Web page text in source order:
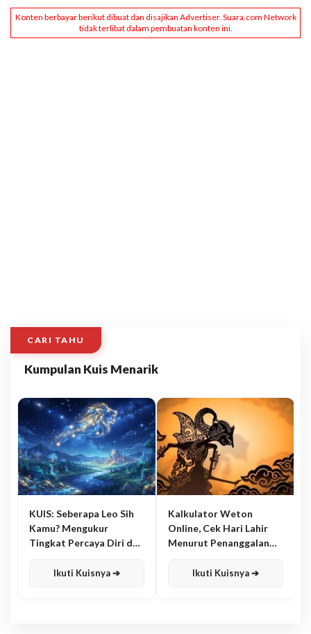
CARI TAHU
Kumpulan Kuis Menarik
KUIS: Seberapa Leo Sih
Kamu? Mengukur
Tingkat Percaya Diri dan
Ikuti Kuisnya ➔
Kalkulator Weton
Online, Cek Hari Lahir
Menurut Penanggalan
Ikuti Kuisnya ➔